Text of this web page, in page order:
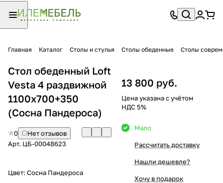
Главная Каталог Столы и стулья Столы обеденные Столы
Стол обеденный Loft
Vesta 4 раздвижной
1100х700+350
(Сосна Пандероса)
0
Нет отзывов
Арт. ЦБ-00048623
Цвет: Сосна Пандероса
13 800 руб.
Цена указана с учётом
НДС 5%
Мало
Рассчитать доставку
Нашли дешевле?
Хочу в подарок